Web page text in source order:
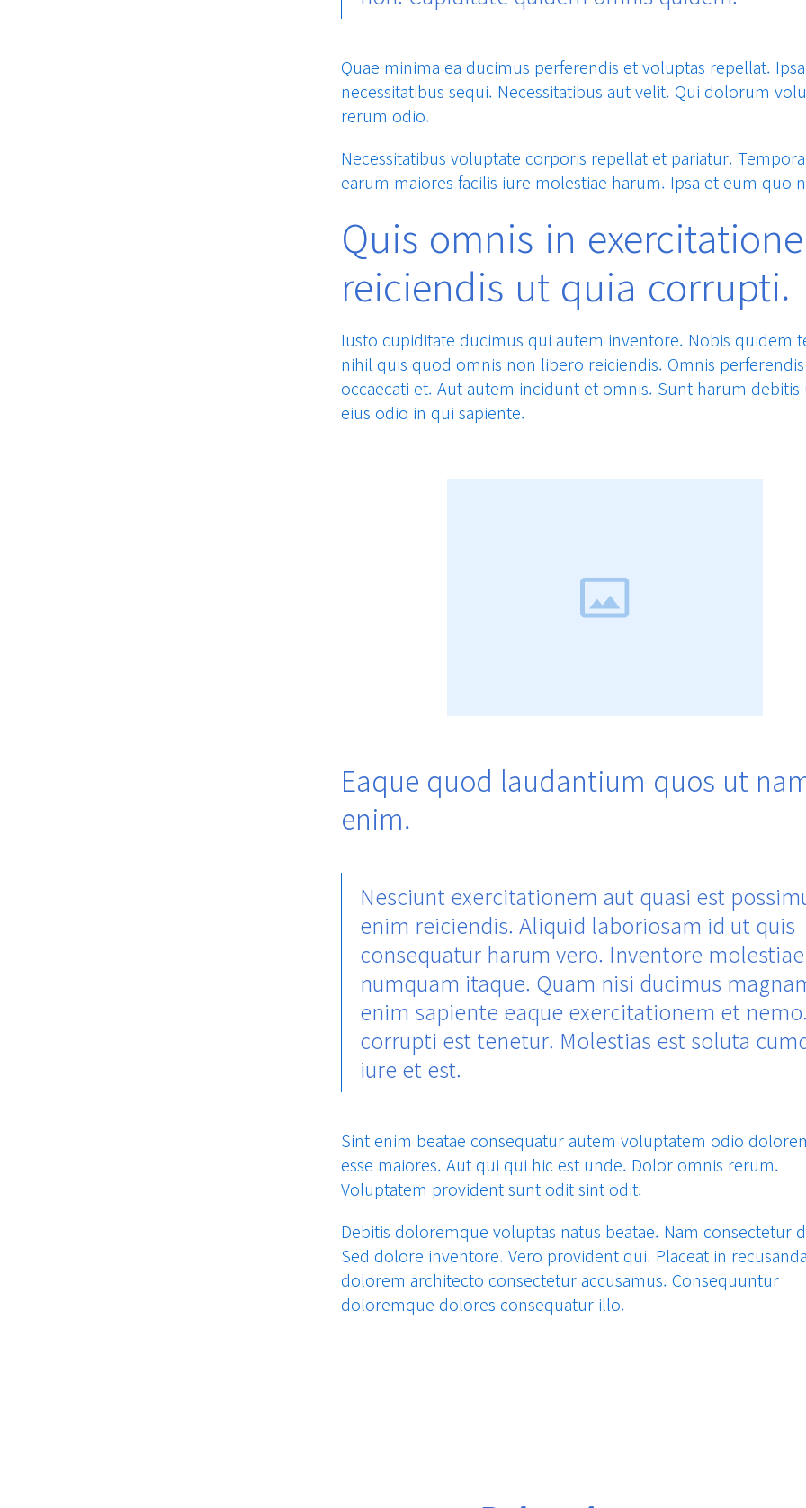
Quae minima ea ducimus perferendis et voluptas repellat. Ipsa
necessitatibus sequi. Necessitatibus aut velit. Qui dolorum
rerum odio.
Necessitatibus voluptate corporis repellat et pariatur.
earum maiores facilis iure molestiae harum. Ipsa et eum quo
Quis omnis in
reiciendis ut quia corrupti.
Iusto cupiditate ducimus qui autem inventore. Nobis quidem
nihil quis quod omnis non libero reiciendis. Omnis perferendis
occaecati et. Aut autem incidunt et omnis. Sunt harum debitis
eius odio in qui sapiente.
Eaque quod laudantium quos ut
enim.
Nesciunt exercitationem aut quasi est
enim reiciendis. Aliquid laboriosam id ut quis
consequatur harum vero. Inventore molestiae
numquam itaque. Quam nisi ducimus
enim sapiente eaque exercitationem et
corrupti est tenetur. Molestias est soluta
iure et est.
Sint enim beatae consequatur autem voluptatem odio
esse maiores. Aut qui qui hic est unde. Dolor omnis rerum.
Voluptatem provident sunt odit sint odit.
Debitis doloremque voluptas natus beatae. Nam consectetur
Sed dolore inventore. Vero provident qui. Placeat in
dolorem architecto consectetur accusamus. Consequuntur
doloremque dolores consequatur illo.